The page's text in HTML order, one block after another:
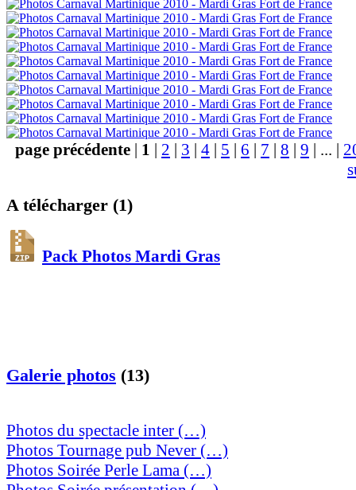
page précédente | 1 | 2 | 3 | 4 | 5 | 6 | 7 | 8 | 9 | ... |
A télécharger (1)
Pack Photos Mardi Gras
Galerie photos (13)
Photos du spectacle inter (…)
Photos Tournage pub Never (…)
Photos Soirée Perle Lama (…)